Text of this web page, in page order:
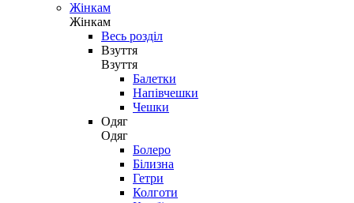
Жінкам
Жінкам
Весь розділ
Взуття
Взуття
Балетки
Напівчешки
Чешки
Одяг
Одяг
Болеро
Білизна
Гетри
Колготи